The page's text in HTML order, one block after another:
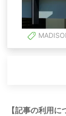
【記事の利用に